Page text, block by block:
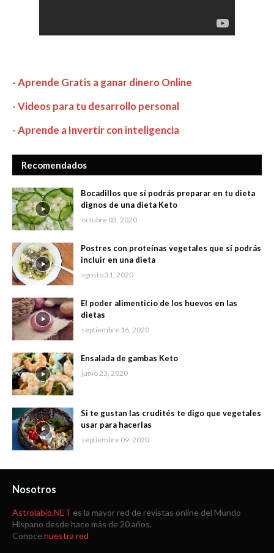
-Aprende Gratis a ganar dinero Online
-Videos para tu desarrollo personal
-Aprende a Invertir con inteligencia
Recomendados
Bocadillos que sí podrás preparar en tu dieta
dignos de una dieta Keto
octubre 03, 2020
Postres con proteínas vegetales que sí podrás
incluir en una dieta
agosto 31, 2020
El poder alimenticio de los huevos en las
dietas
septiembre 16, 2020
Ensalada de gambas Keto
junio 23, 2020
Si te gustan las crudités te digo que vegetales
usar para hacerlas
septiembre 09, 2020
Nosotros
Astrolabio.NET es la mayor red de revistas online del Mundo
Hispano desde hace más de 20 años.
Conoce nuestra red